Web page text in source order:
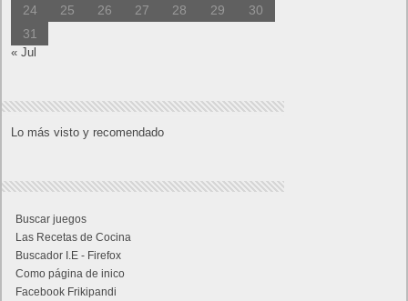
24
25 26 27 28 29
30
31
« Jul
Lo más visto y recomendado
Buscar juegos
Las Recetas de Cocina
Buscador I.E - Firefox
Como página de inico
Facebook Frikipandi